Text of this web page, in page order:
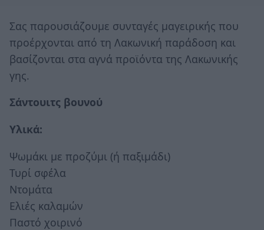
Σας παρουσιάζουμε συνταγές μαγειρικής που
προέρχονται από τη Λακωνική παράδοση και
βασίζονται στα αγνά προϊόντα της Λακωνικής
γης.
Σάντουιτς βουνού
Υλικά:
Ψωμάκι με προζύμι (ή παξιμάδι)
Τυρί σφέλα
Ντομάτα
Ελιές καλαμών
Παστό χοιρινό